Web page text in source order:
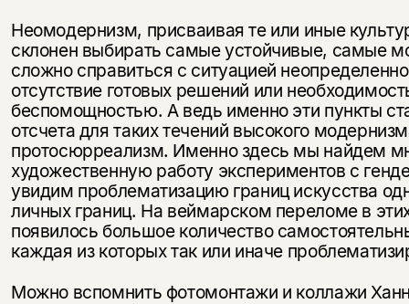
Неомодернизм, присваивая те или иные
склонен выбирать самые устойчивые, самые
сложно справиться с ситуацией
отсутствие готовых решений или
беспомощностью. А ведь именно эти пункты
отсчета для таких течений высокого
протосюрреализм. Именно здесь мы найдем
художественную работу экспериментов с
увидим проблематизацию границ искусства
личных границ. На веймарском переломе в
появилось большое количество
каждая из которых так или иначе
Можно вспомнить фотомонтажи и коллажи